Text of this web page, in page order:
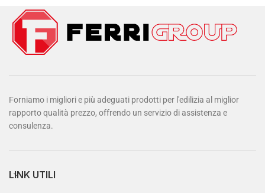
Forniamo i migliori e più adeguati prodotti per l'edilizia al miglior
rapporto qualità prezzo, offrendo un servizio di assistenza e
consulenza.
LINK UTILI